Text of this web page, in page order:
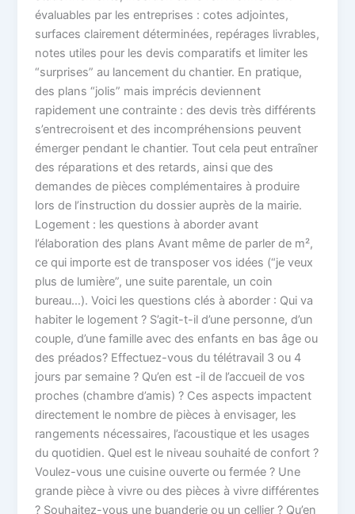
évaluables par les entreprises : cotes adjointes,
surfaces clairement déterminées, repérages livrables,
notes utiles pour les devis comparatifs et limiter les
“surprises” au lancement du chantier. En pratique,
des plans “jolis” mais imprécis deviennent
rapidement une contrainte : des devis très différents
s’entrecroisent et des incompréhensions peuvent
émerger pendant le chantier. Tout cela peut entraîner
des réparations et des retards, ainsi que des
demandes de pièces complémentaires à produire
lors de l’instruction du dossier auprès de la mairie.
Logement : les questions à aborder avant
l’élaboration des plans Avant même de parler de m²,
ce qui importe est de transposer vos idées (“je veux
plus de lumière”, une suite parentale, un coin
bureau…). Voici les questions clés à aborder : Qui va
habiter le logement ? S’agit-t-il d’une personne, d’un
couple, d’une famille avec des enfants en bas âge ou
des préados? Effectuez-vous du télétravail 3 ou 4
jours par semaine ? Qu’en est -il de l’accueil de vos
proches (chambre d’amis) ? Ces aspects impactent
directement le nombre de pièces à envisager, les
rangements nécessaires, l’acoustique et les usages
du quotidien. Quel est le niveau souhaité de confort ?
Voulez-vous une cuisine ouverte ou fermée ? Une
grande pièce à vivre ou des pièces à vivre différentes
? Souhaitez-vous une buanderie ou un cellier ? Qu’en